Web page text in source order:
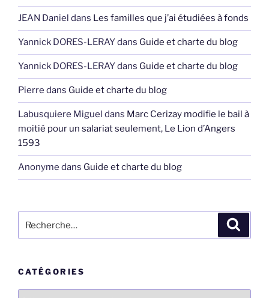
JEAN Daniel dans Les familles que j’ai étudiées à fonds
Yannick DORES-LERAYdans Guide et charte du blog
Yannick DORES-LERAYdans Guide et charte du blog
Pierre dans Guide et charte du blog
Labusquiere Miguel dans Marc Cerizay modifie le bail à
moitié pour un salariat seulement, Le Lion d’Angers
1593
Anonyme dans Guide et charte du blog
pour
CATÉGORIES